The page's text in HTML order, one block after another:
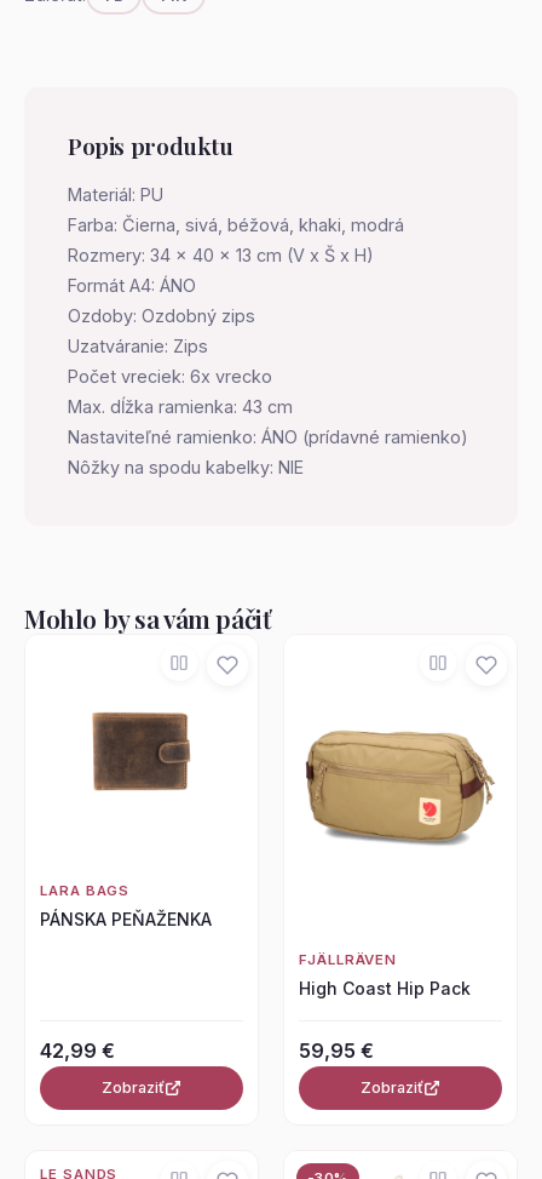
Popis produktu
Materiál: PU
Farba: Čierna, sivá, béžová, khaki, modrá
Rozmery: 34 x 40 x 13 cm (V x Š x H)
Formát A4: ÁNO
Ozdoby: Ozdobný zips
Uzatváranie: Zips
Počet vreciek: 6x vrecko
Max. dĺžka ramienka: 43 cm
Nastaviteľné ramienko: ÁNO (prídavné ramienko)
Nôžky na spodu kabelky: NIE
Mohlo by sa vám páčiť
LARA BAGS
PÁNSKA PEŇAŽENKA
42,99 €
Zobraziť
FJÄLLRÄVEN
High Coast Hip Pack
59,95 €
Zobraziť
LE SANDS